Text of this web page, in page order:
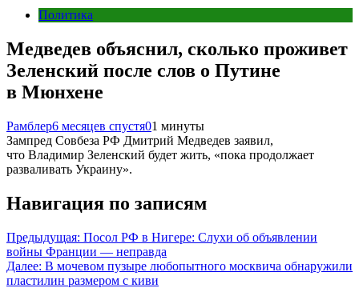
Политика
Медведев объяснил, сколько проживет
Зеленский после слов о Путине
в Мюнхене
Рамблер6 месяцев спустя01 минуты
Зампред Совбеза РФ Дмитрий Медведев заявил,
что Владимир Зеленский будет жить, «пока продолжает
разваливать Украину».
Навигация по записям
Предыдущая: Посол РФ в Нигере: Слухи об объявлении
войны Франции — неправда
Далее: В мочевом пузыре любопытного москвича обнаружили
пластилин размером с киви